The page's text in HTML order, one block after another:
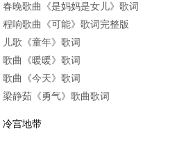
春晚歌曲《是妈妈是女儿》歌词
程响歌曲《可能》歌词完整版
儿歌《童年》歌词
歌曲《暖暖》歌词
歌曲《今天》歌词
梁静茹《勇气》歌曲歌词
冷宫地带